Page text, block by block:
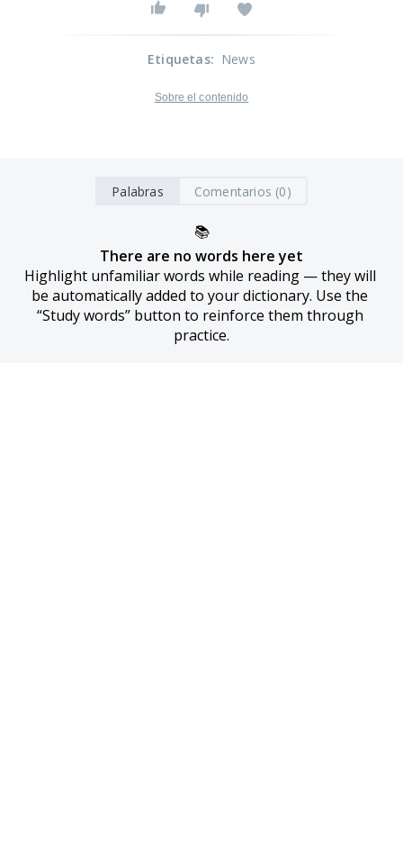
Etiquetas: News
Sobre el contenido
Palabras Comentarios (0)
📚
There are no words here yet
Highlight unfamiliar words while reading — they will
be automatically added to your dictionary. Use the
“Study words” button to reinforce them through
practice.